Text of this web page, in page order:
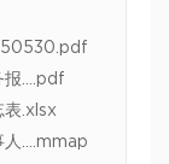
报….pdf
表.xlsx
人….mmap